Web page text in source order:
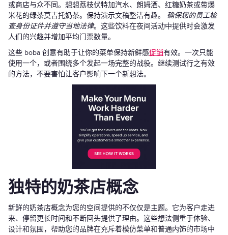
或商店与众不同。想想荔枝伏特加汽水、朗姆酒、红糖奶茶或带爆
米花的绿茶莫吉托奶茶。保持演示文稿整洁有趣。 确保您的员工检
查身份证件并遵守当地法律。这些饮料在夜间活动中提供时会激发
人们的兴趣并增加平均门票数量。
这些 boba 创意有助于让你的菜单保持新鲜感促销有效。一次只能
使用一个，或者围绕多个发起一场完整的战役。继续测试行之有效
的方法，不要害怕让客户影响下一个新想法。
独特的奶茶店概念
新鲜的奶茶店概念为您的空间提供的不仅仅是主题。它为客户走进
来、停留更长时间和不断回头提供了理由。这些想法侧重于体验、
设计和氛围，帮助您的品牌在充斥着模仿菜单和普通内饰的市场中